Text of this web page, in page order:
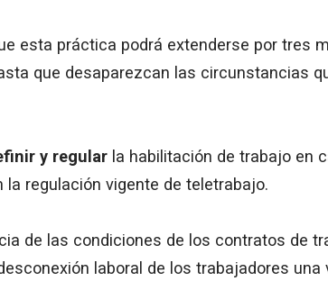
esta práctica podrá extenderse por tres
que desaparezcan las circunstancias
y regular la habilitación de trabajo en
la regulación vigente de teletrabajo.
de las condiciones de los contratos de
laboral de los trabajadores una